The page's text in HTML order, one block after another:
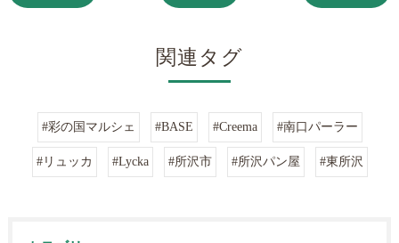
関連タグ
#彩の国マルシェ #BASE #Creema #南口パーラー
#リュッカ #Lycka #所沢市 #所沢パン屋 #東所沢